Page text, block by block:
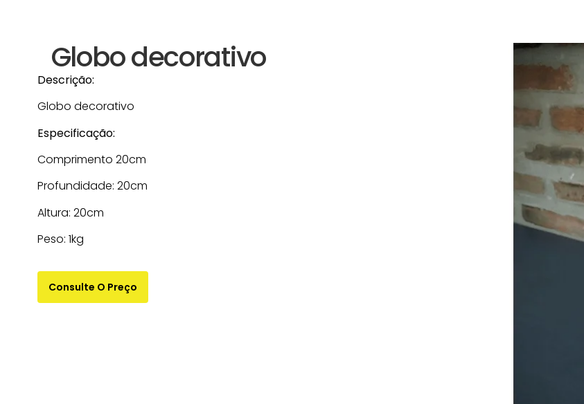
Globo decorativo
Descrição:
Globo decorativo
Especificação:
Comprimento 20cm
Profundidade: 20cm
Altura: 20cm
Peso: 1kg
Consulte O Preço